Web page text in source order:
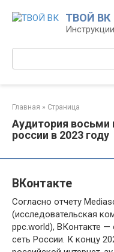
ТВОЙ ВК
Главная » Страница
Аудитория восьми
россии в 2023 году
ВКонтакте
Согласно отчету
(исследовательская
ppc.world), ВКонтакте —
сеть России. К концу